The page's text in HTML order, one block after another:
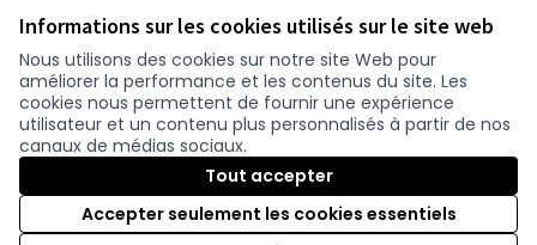
Informations sur les cookies utilisés sur le site web
Nous utilisons des cookies sur notre site Web pour
améliorer la performance et les contenus du site. Les
cookies nous permettent de fournir une expérience
utilisateur et un contenu plus personnalisés à partir de nos
canaux de médias sociaux.
Tout accepter
Accepter seulement les cookies essentiels
Conditions d'utilisation
Paramètres des cookies
participer.loire-atlantique.fr sur Facebook
(Nouvelle fenêtre)
participer.loire-atlantique.fr sur Instagram
(Nouvelle fenêtre)
participer.loire-atlantique.fr sur YouTube
(Nouvelle fenêtre)
Licence
(Nouvelle